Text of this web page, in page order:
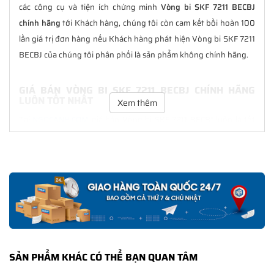
các công cụ và tiện ích chứng minhVòng bi SKF 7211 BECBJ
chính hãngtới Khách hàng, chúng tôi còn cam kết bồi hoàn 100
lần giá trị đơn hàng nếu Khách hàng phát hiện Vòng bi SKF 7211
BECBJ của chúng tôi phân phối là sản phẩm không chính hãng.
GIÁ BÁN VÒNG BI SKF 7211 BECBJ CHÍNH HÃNG
nhất với nhiều ưu đãi kèm theo và các dịch vụ hẫu mãi sau bán
CHẾ ĐỘ BẢO HÀNH VÒNG BI SKF 7211 BECBJ CHÍNH
HÃNG
Tất cả các sản phẩm SKF chính hãng doSKF Ngọc Anhphân
phối đều được bảo hành chính hãng theo đúng tiêu chuẩn bảo
hành của nhà sản xuất.
Xem thêm
SẢN PHẨM KHÁC CÓ THỂ BẠN QUAN TÂM